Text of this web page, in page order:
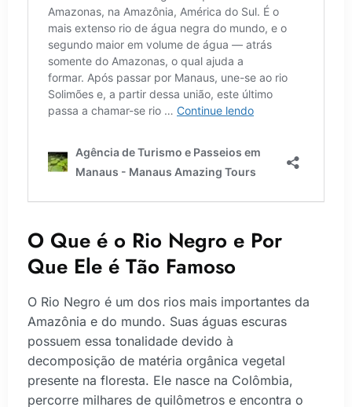
O Que é o Rio Negro e Por
Que Ele é Tão Famoso
O Rio Negro é um dos rios mais importantes da
Amazônia e do mundo. Suas águas escuras
possuem essa tonalidade devido à
decomposição de matéria orgânica vegetal
presente na floresta. Ele nasce na Colômbia,
percorre milhares de quilômetros e encontra o